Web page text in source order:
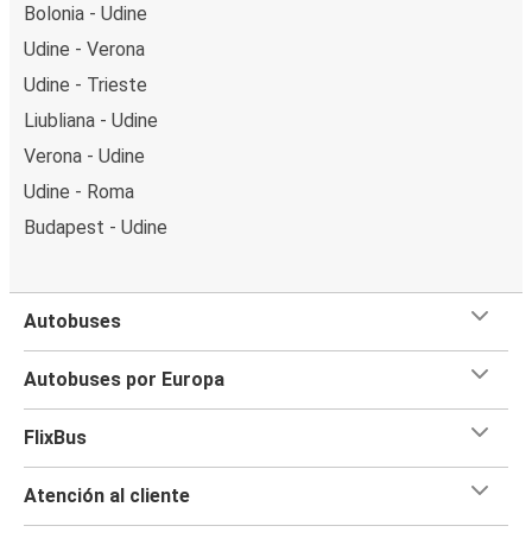
Bolonia - Udine
Udine - Verona
Udine - Trieste
Liubliana - Udine
Verona - Udine
Udine - Roma
Budapest - Udine
Autobuses
Autobuses por Europa
FlixBus
Atención al cliente